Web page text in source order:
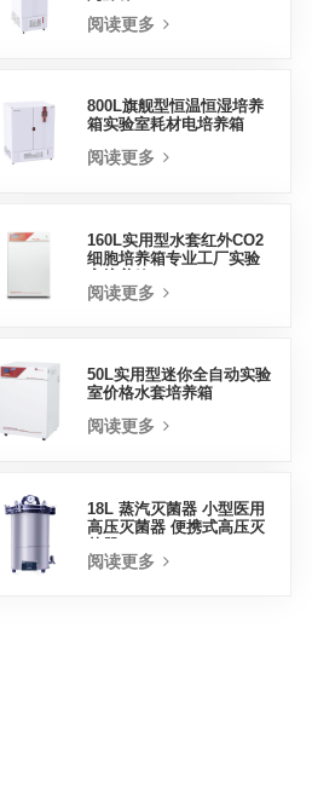
阅读更多
800L旗舰型恒温恒湿培养
箱实验室耗材电培养箱
阅读更多
160L实用型水套红外CO2
细胞培养箱专业工厂实验
阅读更多
50L实用型迷你全自动实验
室价格水套培养箱
阅读更多
18L 蒸汽灭菌器 小型医用
高压灭菌器 便携式高压灭
阅读更多